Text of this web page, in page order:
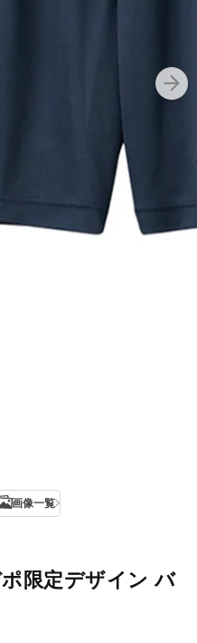
画像一覧
限定デザイン バ